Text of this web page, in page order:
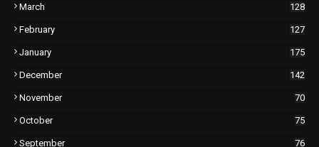
March 128
February 127
January 175
December 142
November 70
October 75
September 76